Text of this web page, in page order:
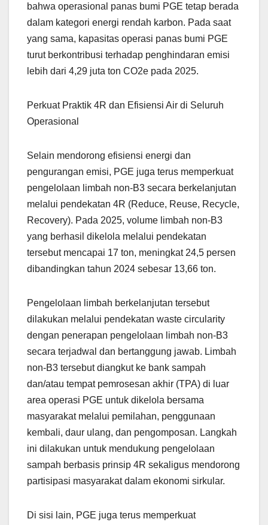
bahwa operasional panas bumi PGE tetap berada
dalam kategori energi rendah karbon. Pada saat
yang sama, kapasitas operasi panas bumi PGE
turut berkontribusi terhadap penghindaran emisi
lebih dari 4,29 juta ton CO2e pada 2025.
Perkuat Praktik 4R dan Efisiensi Air di Seluruh
Operasional
Selain mendorong efisiensi energi dan
pengurangan emisi, PGE juga terus memperkuat
pengelolaan limbah non-B3 secara berkelanjutan
melalui pendekatan 4R (Reduce, Reuse, Recycle,
Recovery). Pada 2025, volume limbah non-B3
yang berhasil dikelola melalui pendekatan
tersebut mencapai 17 ton, meningkat 24,5 persen
dibandingkan tahun 2024 sebesar 13,66 ton.
Pengelolaan limbah berkelanjutan tersebut
dilakukan melalui pendekatan waste circularity
dengan penerapan pengelolaan limbah non-B3
secara terjadwal dan bertanggung jawab. Limbah
non-B3 tersebut diangkut ke bank sampah
dan/atau tempat pemrosesan akhir (TPA) di luar
area operasi PGE untuk dikelola bersama
masyarakat melalui pemilahan, penggunaan
kembali, daur ulang, dan pengomposan. Langkah
ini dilakukan untuk mendukung pengelolaan
sampah berbasis prinsip 4R sekaligus mendorong
partisipasi masyarakat dalam ekonomi sirkular.
Di sisi lain, PGE juga terus memperkuat